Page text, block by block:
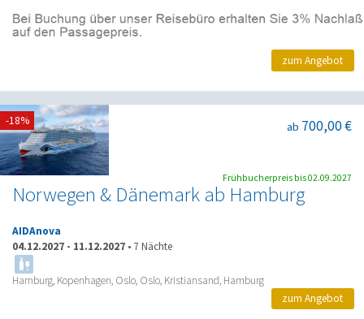
zum Angebot
Norwegen & Dänemark ab Hamburg
ab 700,00 €
AIDAnova
04.12.2027 - 11.12.2027 • 7 Nächte
Hamburg, Kopenhagen, Oslo, Oslo, Kristiansand, Hamburg
-18%
Frühbucherpreis bis 02.09.2027
zum Angebot